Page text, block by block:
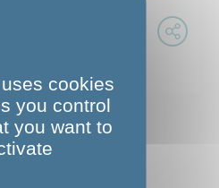
cookies
you control
you want to